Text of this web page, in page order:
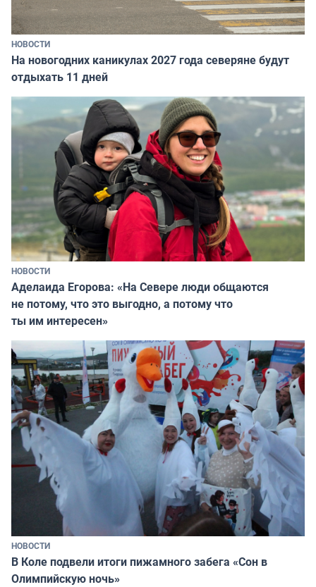
НОВОСТИ
На новогодних каникулах 2027 года северяне будут
отдыхать 11 дней
НОВОСТИ
Аделаида Егорова: «На Севере люди общаются
не потому, что это выгодно, а потому что
ты им интересен»
НОВОСТИ
В Коле подвели итоги пижамного забега «Сон в
Олимпийскую ночь»